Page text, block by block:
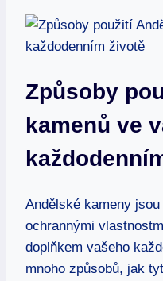
Způsoby
kamenů ve
Andělské kameny
ochrannými
doplňkem vašeho
mnoho způsobů, jak